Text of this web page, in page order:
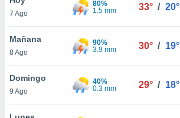
en
más
nuestra
de
7 Ago
80%
1.5 mm
33° / 20°
Mañana
8 Ago
90%
3.9 mm
30° / 19°
Domingo
9 Ago
40%
0.3 mm
29° / 18°